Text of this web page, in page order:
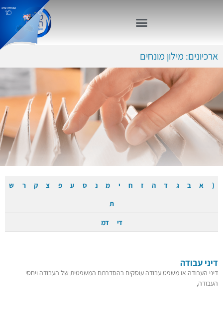
ארכיונים: מילון מונחים
( א ב ג ד ה ז ח י מ נ ס ע פ צ ק ר
ש
ת
די
דמ
דיני עבודה
דיני העבודה או משפט עבודה עוסקים בהסדרתם המשפטית של העבודה ויחסי
העבודה,